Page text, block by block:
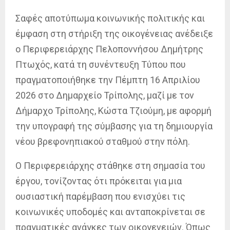
Σαφές αποτύπωμα κοινωνικής πολιτικής και
έμφαση στη στήριξη της οικογένειας ανέδειξε
ο Περιφερειάρχης Πελοποννήσου Δημήτρης
Πτωχός, κατά τη συνέντευξη Τύπου που
πραγματοποιήθηκε την Πέμπτη 16 Απριλίου
2026 στο Δημαρχείο Τρίπολης, μαζί με τον
Δήμαρχο Τρίπολης, Κώστα Τζιούμη, με αφορμή
την υπογραφή της σύμβασης για τη δημιουργία
νέου βρεφονηπιακού σταθμού στην πόλη.
Ο Περιφερειάρχης στάθηκε στη σημασία του
έργου, τονίζοντας ότι πρόκειται για μια
ουσιαστική παρέμβαση που ενισχύει τις
κοινωνικές υποδομές και ανταποκρίνεται σε
πραγματικές ανάγκες των οικογενειών. Όπως